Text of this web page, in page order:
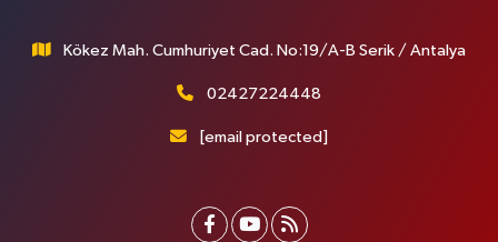
Kökez Mah. Cumhuriyet Cad. No:19/A-B Serik / Antalya
02427224448
[email protected]